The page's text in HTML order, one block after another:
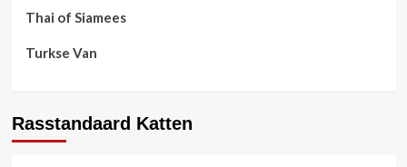
Thai of Siamees
Turkse Van
Rasstandaard Katten